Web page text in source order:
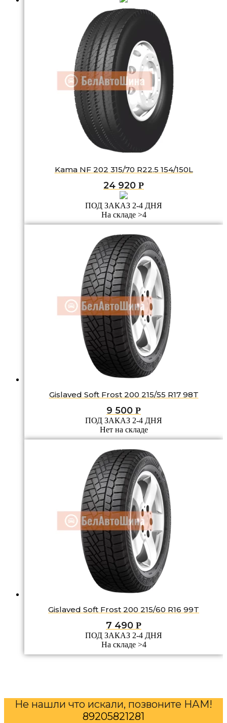
Kama NF 202 315/70 R22.5 154/150L
24 920 Р
ПОД ЗАКАЗ 2-4 ДНЯ
На складе >4
Gislaved Soft Frost 200 215/55 R17 98T
9 500 Р
ПОД ЗАКАЗ 2-4 ДНЯ
Нет на складе
Gislaved Soft Frost 200 215/60 R16 99T
7 490 Р
ПОД ЗАКАЗ 2-4 ДНЯ
На складе >4
Не нашли что искали, позвоните НАМ!
89205821281